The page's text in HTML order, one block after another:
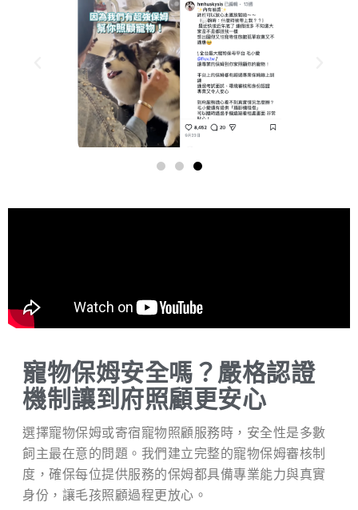
寵物保姆安全嗎？嚴格認證
機制讓到府照顧更安心
選擇寵物保姆或寄宿寵物照顧服務時，安全性是多數
飼主最在意的問題。我們建立完整的寵物保姆審核制
度，確保每位提供服務的保姆都具備專業能力與真實
身份，讓毛孩照顧過程更放心。